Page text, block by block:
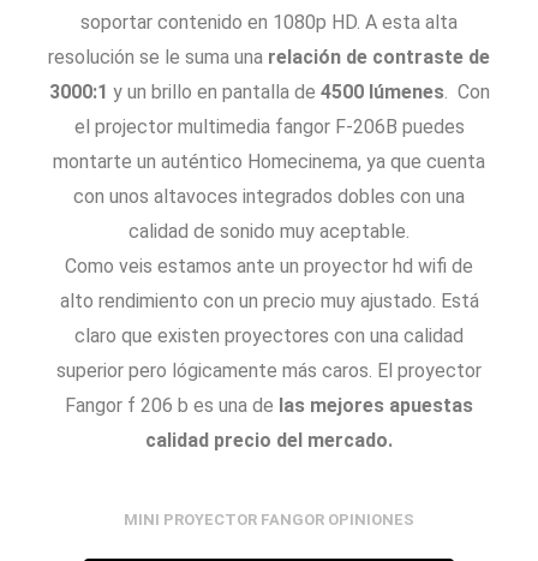
soportar contenido en 1080p HD. A esta alta
resolución se le suma una relación de contraste de
3000:1 y un brillo en pantalla de 4500 lúmenes. Con
el projector multimedia fangor F-206B puedes
montarte un auténtico Homecinema, ya que cuenta
con unos altavoces integrados dobles con una
calidad de sonido muy aceptable.
Como veis estamos ante un proyector hd wifi de
alto rendimiento con un precio muy ajustado. Está
claro que existen proyectores con una calidad
superior pero lógicamente más caros. El proyector
Fangor f 206 b es una de las mejores apuestas
calidad precio del mercado.
MINI PROYECTOR FANGOR OPINIONES